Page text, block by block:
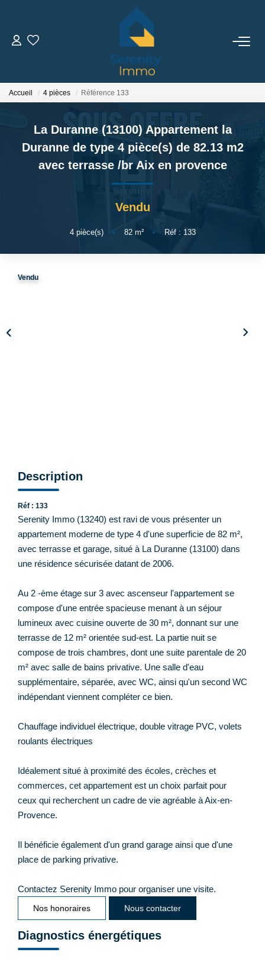
ACHETER
LOUER
ESTIMER
FAIRE GÉRER
NOTRE AGENCE
Qui Sommes Nous
Accueil 4 pièces Référence 133
La Duranne (13100) Appartement la
Duranne de type 4 pièce(s) de 82.13 m2
avec terrasse /br Aix en provence
Vendu
4pièce(s) • 82m² • Réf : 133
Vendu
Description
Réf : 133
Serenity Immo (13240) est ravi de vous présenter un
appartement moderne de type 4 d'une superficie de 82 m²,
avec terrasse et garage, situé à La Duranne (13100) dans
une résidence sécurisée datant de 2006.
Au 2 -ème étage sur 3 avec ascenseur l'appartement se
compose d'une entrée spacieuse menant à un séjour
lumineux avec cuisine ouverte de 30 m², donnant sur une
terrasse de 12 m² orientée sud-est. La partie nuit se
compose de trois chambres, dont une suite parentale de 20
m² avec salle de bains privative. Une salle d'eau
supplémentaire, séparée, avec WC, ainsi qu'un second WC
indépendant viennent compléter ce bien.
Chauffage individuel électrique, double vitrage PVC, volets
roulants électriques
Idéalement situé à proximité des écoles, crèches et
commerces, cet appartement est un choix parfait pour
ceux qui recherchent un cadre de vie agréable à Aix-en-
Provence.
Il bénéficie également d'un grand garage ainsi que d'une
place de parking privative.
Contactez Serenity Immo pour organiser une visite.
Nos honoraires Nous contacter
Diagnostics énergétiques